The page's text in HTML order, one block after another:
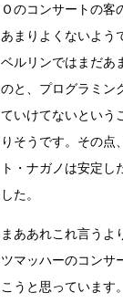
Ｏのコンサートの客
あまりよくないよう
ベルリンではまだあ
のと、プログラミン
ていけてないという
りそうです。その点
ト・ナガノは安定し
した。
まああれこれ言うよ
ツマッハーのコンサ
こうと思っています。